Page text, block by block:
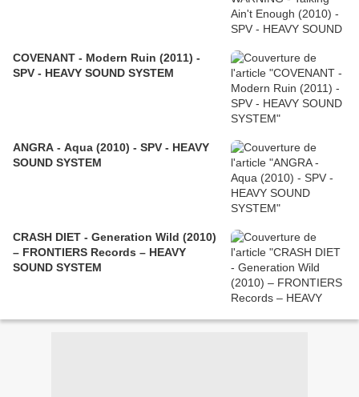
COVENANT - Modern Ruin (2011) -
SPV - HEAVY SOUND SYSTEM
ANGRA - Aqua (2010) - SPV - HEAVY
SOUND SYSTEM
CRASH DIET - Generation Wild (2010)
– FRONTIERS Records – HEAVY
SOUND SYSTEM